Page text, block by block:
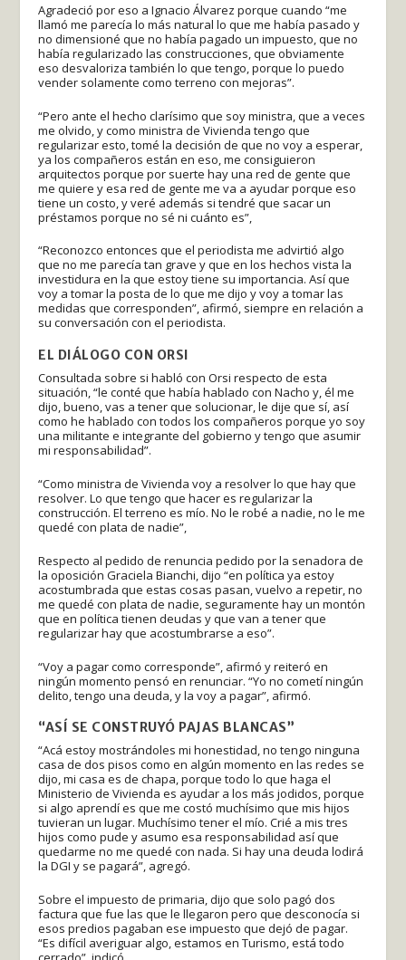
Agradeció por eso a Ignacio Álvarez porque cuando “me
llamó me parecía lo más natural lo que me había pasado y
no dimensioné que no había pagado un impuesto, que no
había regularizado las construcciones, que obviamente
eso desvaloriza también lo que tengo, porque lo puedo
vender solamente como terreno con mejoras”.
“Pero ante el hecho clarísimo que soy ministra, que a veces
me olvido, y como ministra de Vivienda tengo que
regularizar esto, tomé la decisión de que no voy a esperar,
ya los compañeros están en eso, me consiguieron
arquitectos porque por suerte hay una red de gente que
me quiere y esa red de gente me va a ayudar porque eso
tiene un costo, y veré además si tendré que sacar un
préstamos porque no sé ni cuánto es”,
“Reconozco entonces que el periodista me advirtió algo
que no me parecía tan grave y que en los hechos vista la
investidura en la que estoy tiene su importancia. Así que
voy a tomar la posta de lo que me dijo y voy a tomar las
medidas que corresponden”, afirmó, siempre en relación a
su conversación con el periodista.
EL DIÁLOGO CON ORSI
Consultada sobre si habló con Orsi respecto de esta
situación, “le conté que había hablado con Nacho y, él me
dijo, bueno, vas a tener que solucionar, le dije que sí, así
como he hablado con todos los compañeros porque yo soy
una militante e integrante del gobierno y tengo que asumir
mi responsabilidad”.
“Como ministra de Vivienda voy a resolver lo que hay que
resolver. Lo que tengo que hacer es regularizar la
construcción. El terreno es mío. No le robé a nadie, no le me
quedé con plata de nadie”,
Respecto al pedido de renuncia pedido por la senadora de
la oposición Graciela Bianchi, dijo “en política ya estoy
acostumbrada que estas cosas pasan, vuelvo a repetir, no
me quedé con plata de nadie, seguramente hay un montón
que en política tienen deudas y que van a tener que
regularizar hay que acostumbrarse a eso”.
“Voy a pagar como corresponde”, afirmó y reiteró en
ningún momento pensó en renunciar. “Yo no cometí ningún
delito, tengo una deuda, y la voy a pagar”, afirmó.
“ASÍ SE CONSTRUYÓ PAJAS BLANCAS”
“Acá estoy mostrándoles mi honestidad, no tengo ninguna
casa de dos pisos como en algún momento en las redes se
dijo, mi casa es de chapa, porque todo lo que haga el
Ministerio de Vivienda es ayudar a los más jodidos, porque
si algo aprendí es que me costó muchísimo que mis hijos
tuvieran un lugar. Muchísimo tener el mío. Crié a mis tres
hijos como pude y asumo esa responsabilidad así que
quedarme no me quedé con nada. Si hay una deuda lodirá
la DGI y se pagará”, agregó.
Sobre el impuesto de primaria, dijo que solo pagó dos
factura que fue las que le llegaron pero que desconocía si
esos predios pagaban ese impuesto que dejó de pagar.
“Es difícil averiguar algo, estamos en Turismo, está todo